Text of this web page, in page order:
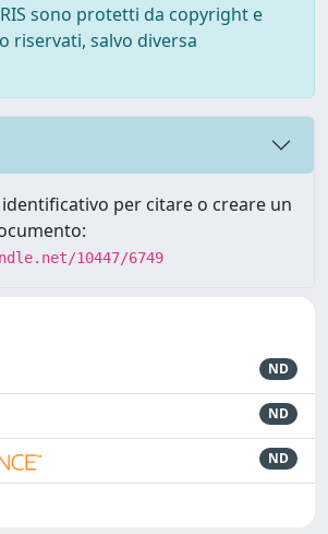
sono protetti da copyright e
riservati, salvo diversa
per citare o creare un
10447/6749
ND
ND
ND